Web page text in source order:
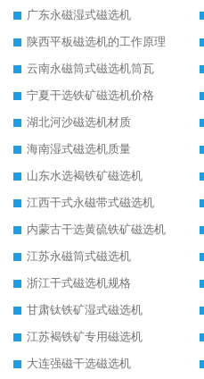
广东永磁湿式磁选机
陕西平板磁选机的工作原理
云南永磁筒式磁选机筒瓦
宁夏干选铁矿磁选机价格
湖北河沙磁选机材质
海南湿式磁选机质量
山东水选褐铁矿磁选机
江西干式永磁带式磁选机
内蒙古干选黄硫铁矿磁选机
江苏永磁筒式磁选机
浙江干式磁选机规格
甘肃钛铁矿湿式磁选机
江苏褐铁矿专用磁选机
大连强磁干选磁选机